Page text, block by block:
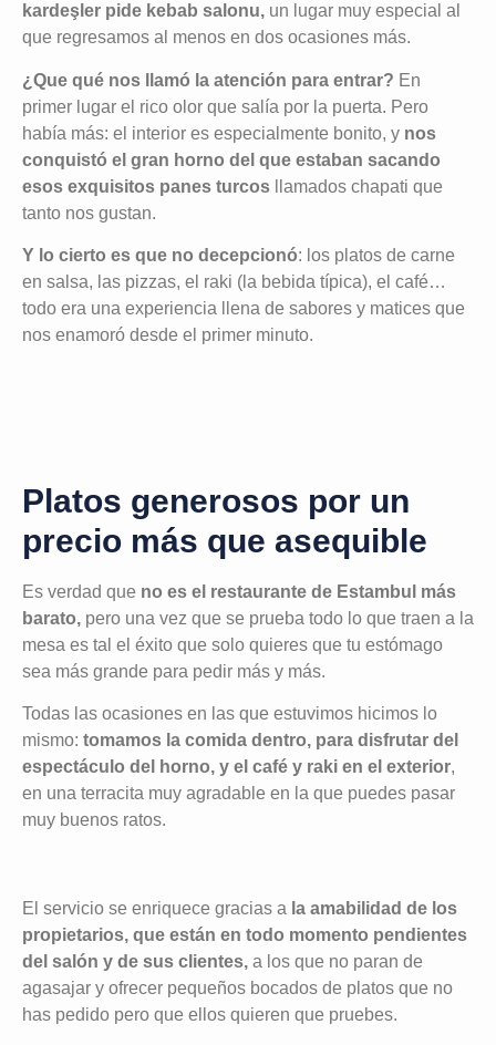
kardeşler pide kebab salonu, un lugar muy especial al
que regresamos al menos en dos ocasiones más.
¿Que qué nos llamó la atención para entrar? En
primer lugar el rico olor que salía por la puerta. Pero
había más: el interior es especialmente bonito, y nos
conquistó el gran horno del que estaban sacando
esos exquisitos panes turcos llamados chapati que
tanto nos gustan.
Y lo cierto es que no decepcionó: los platos de carne
en salsa, las pizzas, el raki (la bebida típica), el café…
todo era una experiencia llena de sabores y matices que
nos enamoró desde el primer minuto.
Platos generosos por un
precio más que asequible
Es verdad que no es el restaurante de Estambul más
barato, pero una vez que se prueba todo lo que traen a la
mesa es tal el éxito que solo quieres que tu estómago
sea más grande para pedir más y más.
Todas las ocasiones en las que estuvimos hicimos lo
mismo: tomamos la comida dentro, para disfrutar del
espectáculo del horno, y el café y raki en el exterior,
en una terracita muy agradable en la que puedes pasar
muy buenos ratos.
El servicio se enriquece gracias a la amabilidad de los
propietarios, que están en todo momento pendientes
del salón y de sus clientes, a los que no paran de
agasajar y ofrecer pequeños bocados de platos que no
has pedido pero que ellos quieren que pruebes.